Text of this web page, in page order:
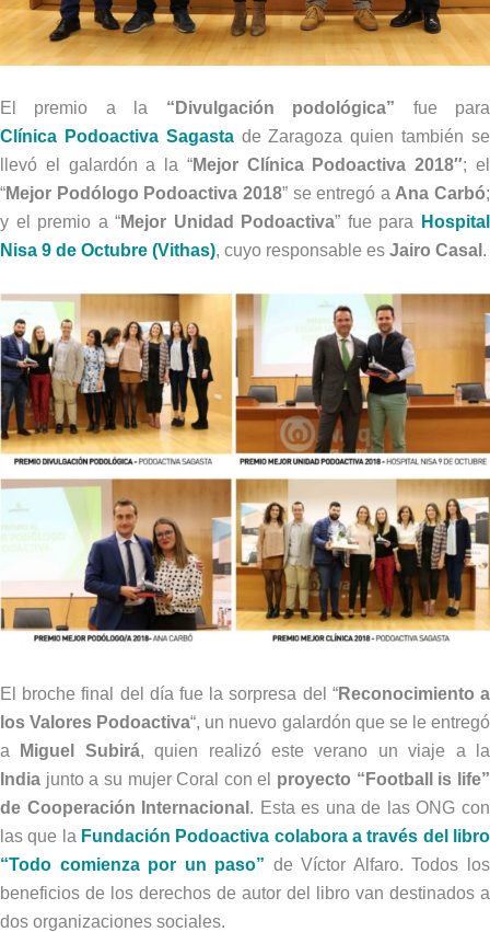
El premio a la “Divulgación podológica” fue para
Clínica Podoactiva Sagasta de Zaragoza quien también se
llevó el galardón a la “Mejor Clínica Podoactiva 2018″; el
“Mejor Podólogo Podoactiva 2018” se entregó a Ana Carbó;
y el premio a “Mejor Unidad Podoactiva” fue para
Hospital
Nisa 9 de Octubre (Vithas), cuyo responsable es Jairo Casal .
El broche final del día fue la sorpresa del “Reconocimiento a
los Valores Podoactiva“, un nuevo galardón que se le entregó
a
Miguel Subirá, quien realizó este verano un viaje a la
India junto a su mujer Coral con el proyecto “Football is life”
de Cooperación Internacional . Esta es una de las ONG con
las que la Fundación Podoactiva colabora a través del libro
“Todo comienza por un paso” de Víctor Alfaro. Todos los
beneficios de los derechos de autor del libro van destinados a
dos organizaciones sociales.